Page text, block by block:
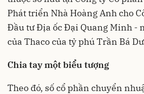
Phát triển Nhà Hoàng Anh cho
Đầu tư Địa ốc Đại Quang Minh -
của Thaco của tỷ phú Trần Bá
Chia tay một biểu tượng
Theo đó, số cổ phần chuyển